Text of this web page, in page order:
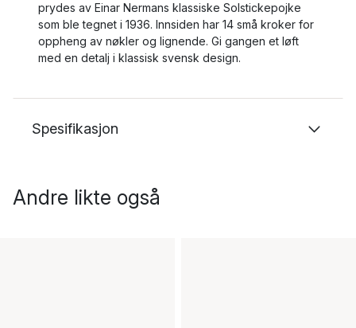
prydes av Einar Nermans klassiske Solstickepojke
som ble tegnet i 1936. Innsiden har 14 små kroker for
oppheng av nøkler og lignende. Gi gangen et løft
med en detalj i klassisk svensk design.
Spesifikasjon
Andre likte også